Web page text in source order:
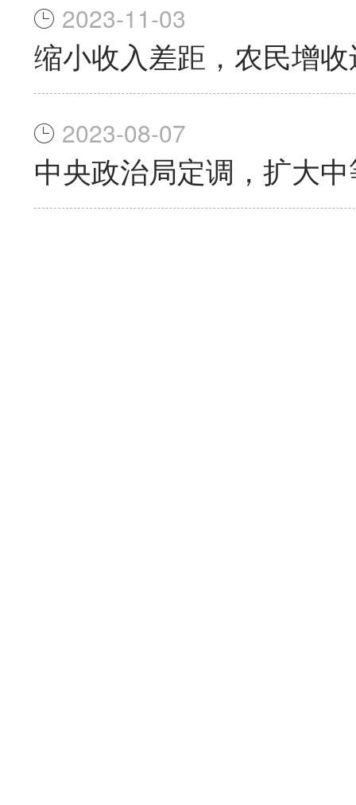
2023-11-03
缩小收入差距，农民增收
2023-08-07
中央政治局定调，扩大